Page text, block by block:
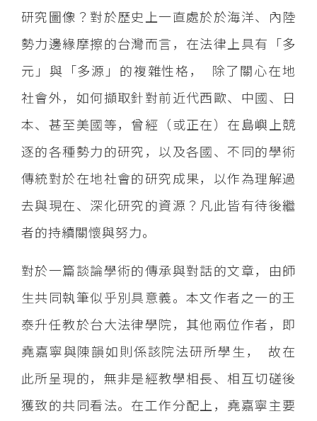
研究圖像？對於歷史上一直處於於海洋、內陸
勢力邊緣摩擦的台灣而言，在法律上具有「多
元」與「多源」的複雜性格， 除了關心在地
社會外，如何擷取針對前近代西歐、中國、日
本、甚至美國等，曾經（或正在）在島嶼上競
逐的各種勢力的研究，以及各國、不同的學術
傳統對於在地社會的研究成果，以作為理解過
去與現在、深化研究的資源？凡此皆有待後繼
者的持續關懷與努力。
對於一篇談論學術的傳承與對話的文章，由師
生共同執筆似乎別具意義。本文作者之一的王
泰升任教於台大法律學院，其他兩位作者，即
堯嘉寧與陳韻如則係該院法研所學生， 故在
此所呈現的，無非是經教學相長、相互切磋後
獲致的共同看法。在工作分配上，堯嘉寧主要